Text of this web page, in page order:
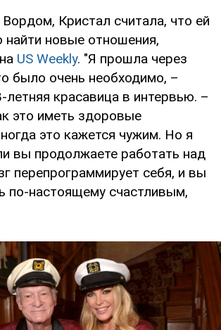
Кристал считала, что ей
найти новые отношения,
US Weekly. "Я прошла через
было очень необходимо, –
летняя красавица в интервью. –
это иметь здоровые
это кажется чужим. Но я
вы продолжаете работать над
перепрограммирует себя, и вы
по-настоящему счастливым,